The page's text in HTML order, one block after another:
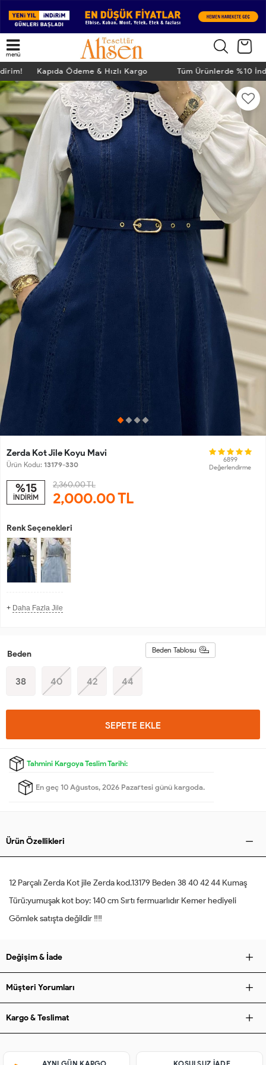
menü
Kapıda Ödeme & Hızlı Kargo Tüm Ürünlerde %10
Zerda Kot Jile Koyu Mavi
Ürün Kodu: 13179-330
6899
Değerlendirme
%15
İNDİRİM
2,360.00 TL
2,000.00TL
Renk Seçenekleri
+ Daha Fazla Jile
Beden Tablosu
Beden
38 40 42 44
SEPETE EKLE
Tahmini Kargoya Teslim Tarihi:
En geç 10 Ağustos, 2026 Pazartesi günü kargoda.
Ürün Özellikleri
12 Parçalı Zerda Kot jile Zerda kod.13179 Beden 38 40 42 44 Kumaş
Türü:yumuşak kot boy: 140 cm Sırtı fermuarlıdır Kemer hediyeli
Gömlek satışta değildir ‼️‼️
Değişim & İade
Müşteri Yorumları
Kargo & Teslimat